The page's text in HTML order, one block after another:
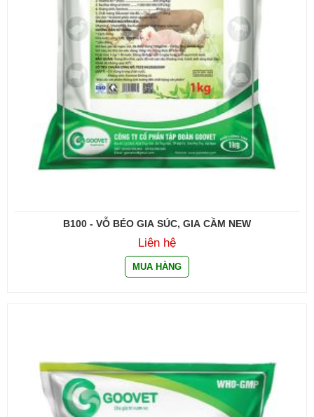
B100 - VỖ BÉO GIA SÚC, GIA CẦM NEW
Liên hệ